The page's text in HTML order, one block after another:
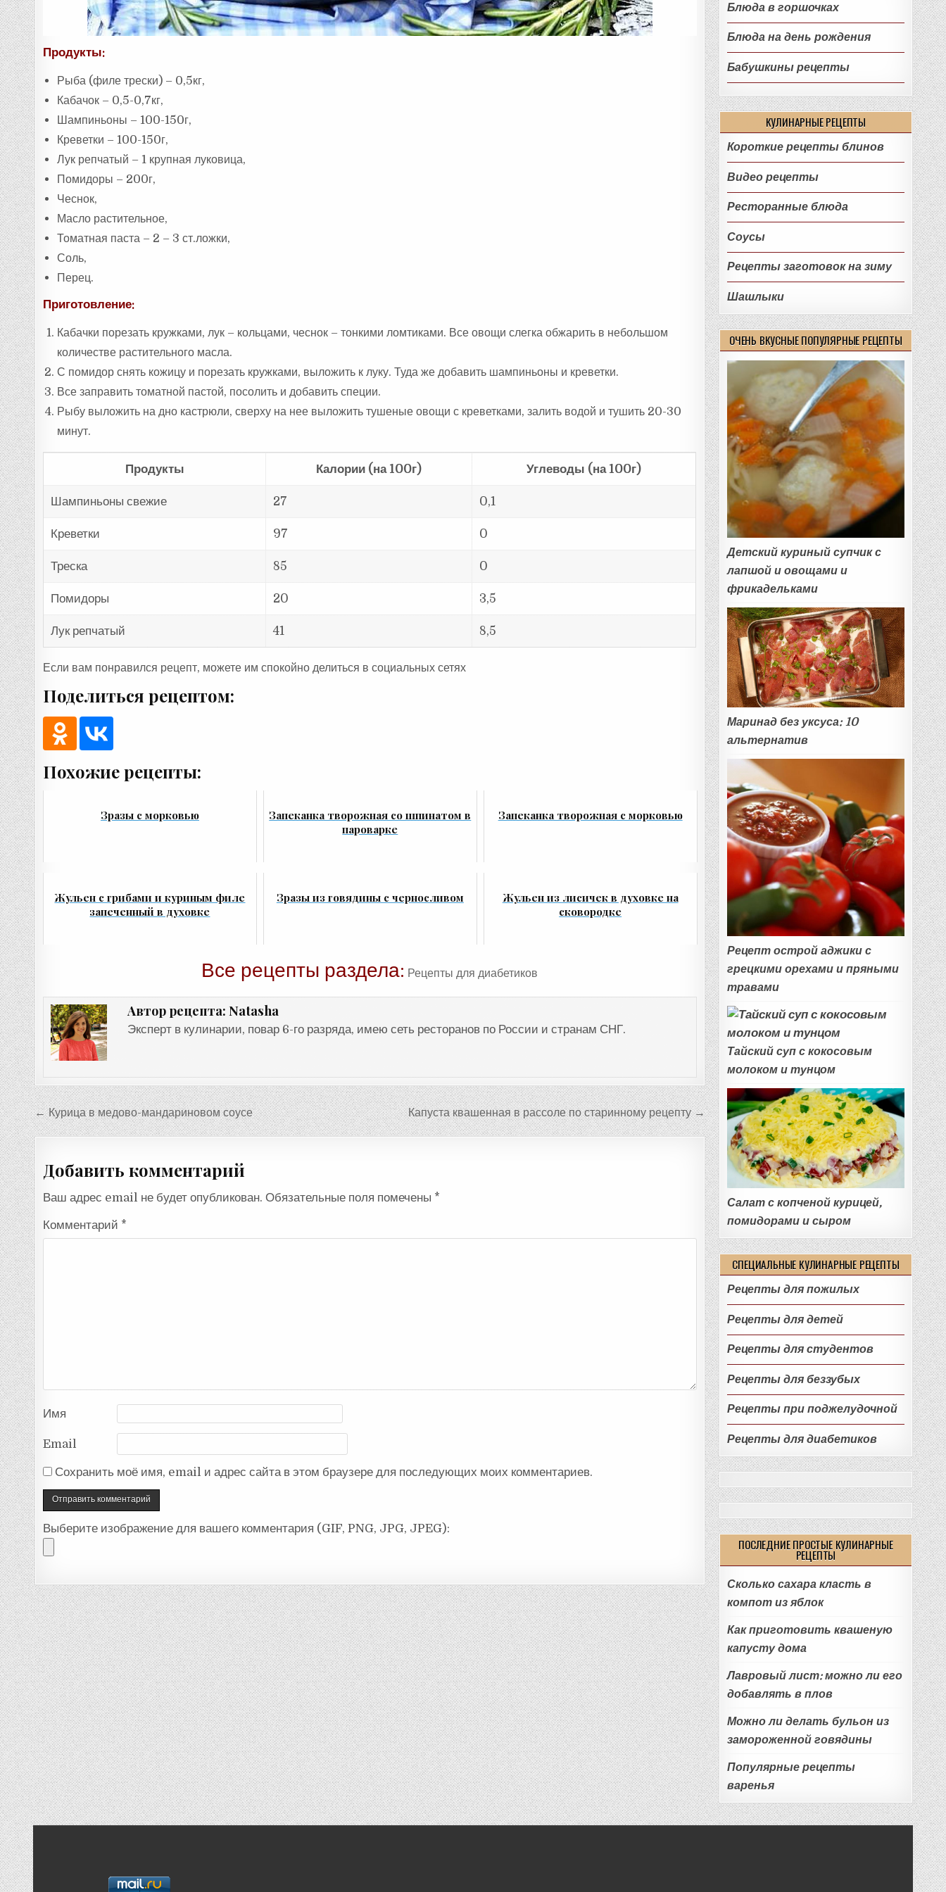
Продукты:
Рыба (филе трески) – 0,5кг,
Кабачок – 0,5-0,7кг,
Шампиньоны – 100-150г,
Креветки – 100-150г,
Лук репчатый – 1 крупная луковица,
Помидоры – 200г,
Чеснок,
Масло растительное,
Томатная паста – 2 – 3 ст.ложки,
Соль,
Перец.
Приготовление:
Кабачки порезать кружками, лук – кольцами, чеснок – тонкими ломтиками. Все овощи слегка обжарить в небольшом
количестве растительного масла.
С помидор снять кожицу и порезать кружками, выложить к луку. Туда же добавить шампиньоны и креветки.
Все заправить томатной пастой, посолить и добавить специи.
Рыбу выложить на дно кастрюли, сверху на нее выложить тушеные овощи с креветками, залить водой и тушить 20-30
минут.
Продукты Калории (на 100г) Углеводы (на 100г)
Шампиньоны свежие 27 0,1
Креветки 97 0
Треска 85 0
Помидоры 20 3,5
Лук репчатый 41 8,5
Если вам понравился рецепт, можете им спокойно делиться в социальных сетях
Поделиться рецептом:
Похожие рецепты:
Зразы с морковью
Запеканка творожная со шпинатом в
пароварке
Запеканка творожная с морковью
Жульен с грибами и куриным филе
запеченный в духовке
Зразы из говядины с черносливом
Жульен из лисичек в духовке на
сковородке
Все рецепты раздела: Рецепты для диабетиков
Автор рецепта: Natasha
Эксперт в кулинарии, повар 6-го разряда, имею сеть ресторанов по России и странам СНГ.
Навигация
по
записям
← Курица в медово-мандариновом соусе Капуста квашенная в рассоле по старинному рецепту →
Добавить комментарий
Ваш адрес email не будет опубликован. Обязательные поля помечены *
Комментарий *
Имя
Email
Сохранить моё имя, email и адрес сайта в этом браузере для последующих моих комментариев.
Выберите изображение для вашего комментария (GIF, PNG, JPG, JPEG):
Блюда в горшочках
Блюда на день рождения
Бабушкины рецепты
КУЛИНАРНЫЕ РЕЦЕПТЫ
Короткие рецепты блинов
Видео рецепты
Ресторанные блюда
Соусы
Рецепты заготовок на зиму
Шашлыки
ОЧЕНЬ ВКУСНЫЕ ПОПУЛЯРНЫЕ РЕЦЕПТЫ
Детский куриный супчик с
лапшой и овощами и
фрикадельками
Маринад без уксуса: 10
альтернатив
Рецепт острой аджики с
грецкими орехами и пряными
травами
Тайский суп с кокосовым
молоком и тунцом
Салат с копченой курицей,
помидорами и сыром
СПЕЦИАЛЬНЫЕ КУЛИНАРНЫЕ РЕЦЕПТЫ
Рецепты для пожилых
Рецепты для детей
Рецепты для студентов
Рецепты для беззубых
Рецепты при поджелудочной
Рецепты для диабетиков
ПОСЛЕДНИЕ ПРОСТЫЕ КУЛИНАРНЫЕ
РЕЦЕПТЫ
Сколько сахара класть в
компот из яблок
Как приготовить квашеную
капусту дома
Лавровый лист: можно ли его
добавлять в плов
Можно ли делать бульон из
замороженной говядины
Популярные рецепты
варенья